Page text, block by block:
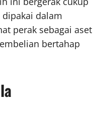
dalam
perak sebagai aset
bertahap